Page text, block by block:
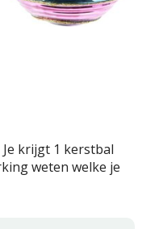
krijgt 1 kerstbal
weten welke je